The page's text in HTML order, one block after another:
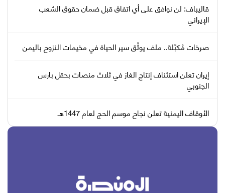
قاليباف: لن نوافق على أي اتفاق قبل ضمان حقوق الشعب
الإيراني
صرخات مُكبّلة.. ملف يوثّق سير الحياة في مخيمات النزوح باليمن
إيران تعلن استئناف إنتاج الغاز في ثلاث منصات بحقل بارس
الجنوبي
الأوقاف اليمنية تعلن نجاح موسم الحج لعام 1447هـ